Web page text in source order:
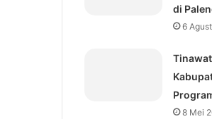
di
6
8 Mei